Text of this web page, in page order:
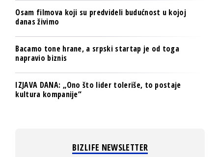
Osam filmova koji su predvideli budućnost u kojoj
danas živimo
Bacamo tone hrane, a srpski startap je od toga
napravio biznis
IZJAVA DANA: „Ono što lider toleriše, to postaje
kultura kompanije“
BIZLIFE NEWSLETTER